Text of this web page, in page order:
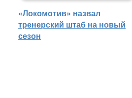
«Локомотив» назвал
тренерский штаб на новый
сезон